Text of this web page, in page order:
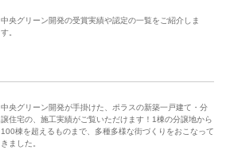
中央グリーン開発の受賞実績や認定の一覧をご紹介しま
す。
中央グリーン開発が手掛けた、ポラスの新築一戸建て・分
譲住宅の、施工実績がご覧いただけます！1棟の分譲地から
100棟を超えるものまで、多種多様な街づくりをおこなって
きました。